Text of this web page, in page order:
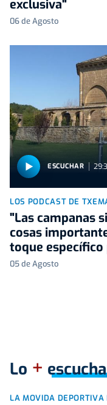
exclusiva"
06 de Agosto
ESCUCHAR
LOS PODCAST DE
"Las campanas
cosas
toque específico
05 de Agosto
Lo +
LA MOVIDA DEPORTIVA